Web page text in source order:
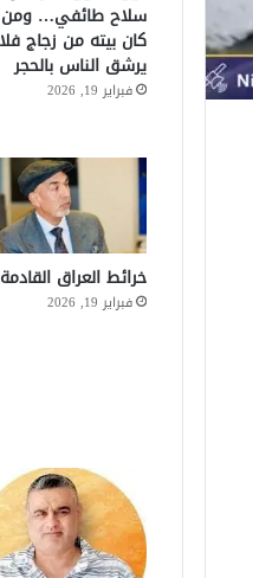
سلاح طائفي… ومن
كان بيته من زجاج فلا
يرشق الناس بالحجر
فبراير 19, 2026
خرائط العراق القادمة
فبراير 19, 2026